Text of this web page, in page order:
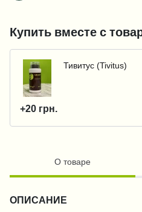
Купить вместе с
Тивитус (Tivitus)
+20 грн.
О товаре
ОПИСАНИЕ